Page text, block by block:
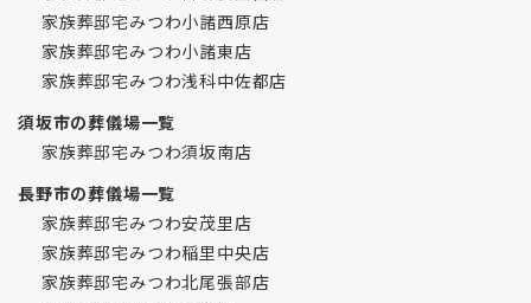
家族葬邸宅みつわ小諸西原店
家族葬邸宅みつわ小諸東店
家族葬邸宅みつわ浅科中佐都店
須坂市の葬儀場一覧
家族葬邸宅みつわ須坂南店
長野市の葬儀場一覧
家族葬邸宅みつわ安茂里店
家族葬邸宅みつわ稲里中央店
家族葬邸宅みつわ北尾張部店